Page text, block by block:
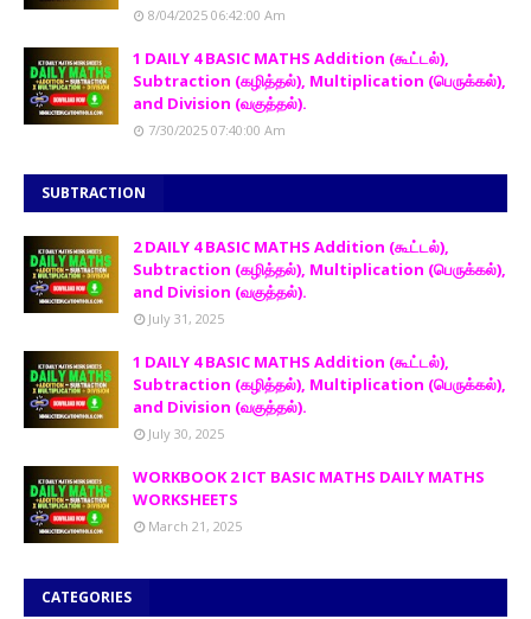
8/04/2025 06:42:00 Am
1 DAILY 4 BASIC MATHS Addition (கூட்டல்),
Subtraction (கழித்தல்), Multiplication (பெருக்கல்),
and Division (வகுத்தல்).
7/30/2025 07:40:00 Am
SUBTRACTION
2 DAILY 4 BASIC MATHS Addition (கூட்டல்),
Subtraction (கழித்தல்), Multiplication (பெருக்கல்),
and Division (வகுத்தல்).
July 31, 2025
1 DAILY 4 BASIC MATHS Addition (கூட்டல்),
Subtraction (கழித்தல்), Multiplication (பெருக்கல்),
and Division (வகுத்தல்).
July 30, 2025
WORKBOOK 2 ICT BASIC MATHS DAILY MATHS
WORKSHEETS
March 21, 2025
CATEGORIES